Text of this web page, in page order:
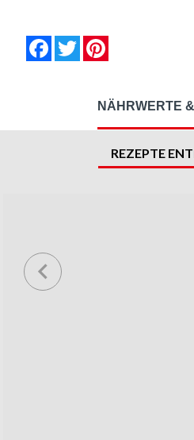
nullFacebook
null null
Twitter
null null
null
NÄHRWERTE
REZEPTE